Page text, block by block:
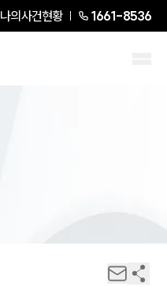
나의사건현황 1661-8536